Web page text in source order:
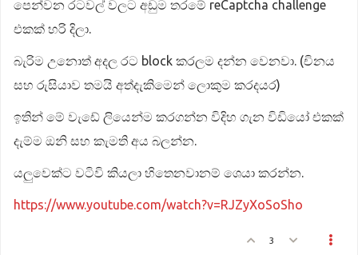
පෙන්වන රටවල් වලට අඩුම තරමේ reCaptcha challenge
එකක් හරි දිලා.
බැරිම උනොත් අදල රට block කරලම දන්න වෙනවා. (චිනය
සහ රුසියාව තමයි අත්දැකිමෙන් ලොකුම කරදයර)
ඉතින් මේ වැඩේ ලියෙන්ම කරගන්න විදිහ ගැන විඩියෝ එකක්
දැම්ම ඔනි සහ කැමති අය බලන්න.
යලුවෙක්ට වටිවි කියලා හිතෙනවානම් ශෙයා කරන්න.
https://www.youtube.com/watch?v=RJZyXoSoSho
3